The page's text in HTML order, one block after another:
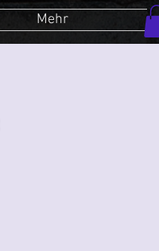
Mehr